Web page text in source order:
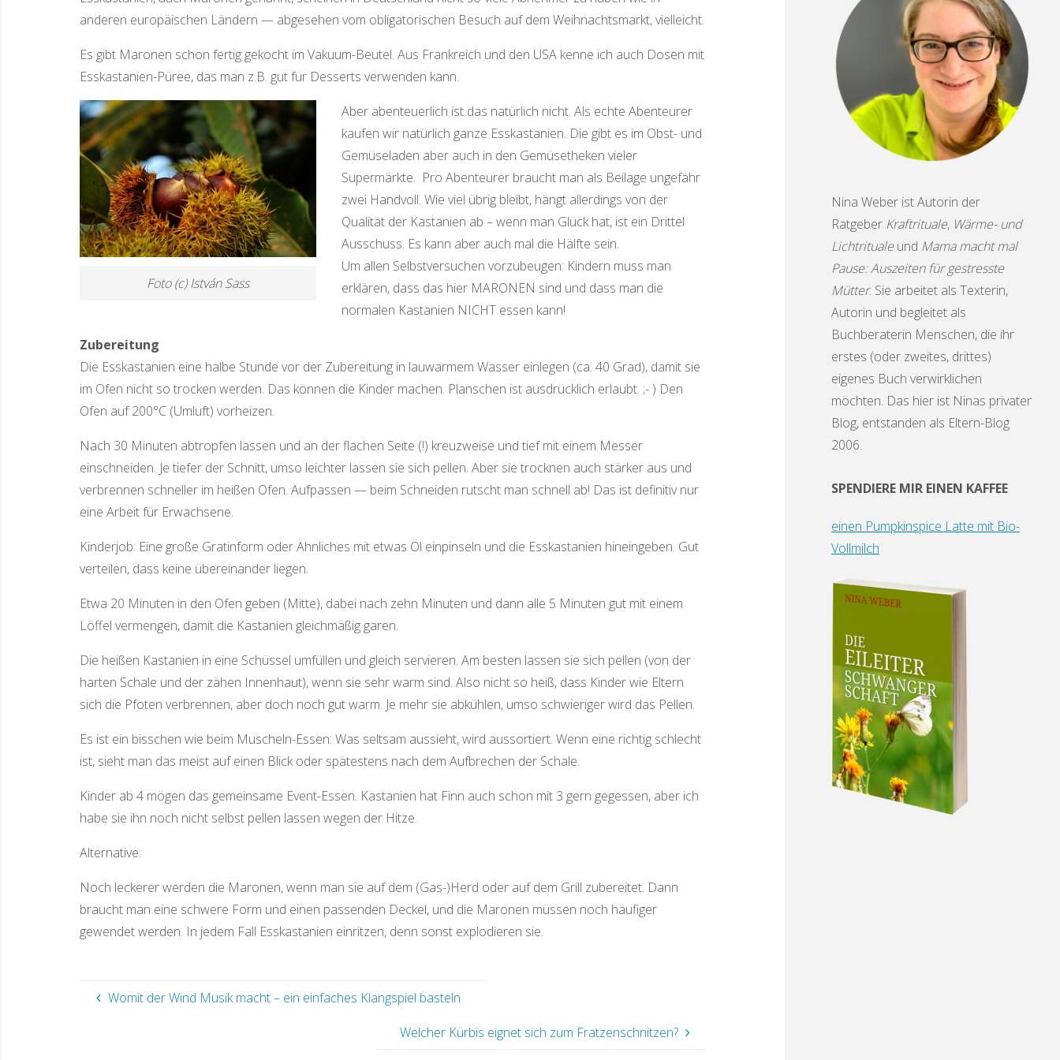
anderen europäischen Ländern — abgesehen vom obligatorischen Besuch auf dem Weihnachtsmarkt, vielleicht.
Es gibt Maronen schon fertig gekocht im Vakuum-Beutel. Aus Frankreich und den USA kenne ich auch Dosen mit
Esskastanien-Püree, das man z.B. gut für Desserts verwenden kann.
Foto (c) István Sass
Aber abenteuerlich ist das natürlich nicht. Als echte Abenteurer
kaufen wir natürlich ganze Esskastanien. Die gibt es im Obst- und
Gemüseladen aber auch in den Gemüsetheken vieler
Supermärkte. Pro Abenteurer braucht man als Beilage ungefähr
zwei Handvoll. Wie viel übrig bleibt, hängt allerdings von der
Qualität der Kastanien ab – wenn man Glück hat, ist ein Drittel
Ausschuss. Es kann aber auch mal die Hälfte sein.
Um allen Selbstversuchen vorzubeugen: Kindern muss man
erklären, dass das hier MARONEN sind und dass man die
normalen Kastanien NICHT essen kann!
Zubereitung
Die Esskastanien eine halbe Stunde vor der Zubereitung in lauwarmem Wasser einlegen (ca. 40 Grad), damit sie
im Ofen nicht so trocken werden. Das können die Kinder machen. Planschen ist ausdrücklich erlaubt. ;- ) Den
Ofen auf 200°C (Umluft) vorheizen.
Nach 30 Minuten abtropfen lassen und an der flachen Seite (!) kreuzweise und tief mit einem Messer
einschneiden. Je tiefer der Schnitt, umso leichter lassen sie sich pellen. Aber sie trocknen auch stärker aus und
verbrennen schneller im heißen Ofen. Aufpassen — beim Schneiden rutscht man schnell ab! Das ist definitiv nur
eine Arbeit für Erwachsene.
Kinderjob: Eine große Gratinform oder Ähnliches mit etwas Öl einpinseln und die Esskastanien hineingeben. Gut
verteilen, dass keine übereinander liegen.
Etwa 20 Minuten in den Ofen geben (Mitte), dabei nach zehn Minuten und dann alle 5 Minuten gut mit einem
Löffel vermengen, damit die Kastanien gleichmäßig garen.
Die heißen Kastanien in eine Schüssel umfüllen und gleich servieren. Am besten lassen sie sich pellen (von der
harten Schale und der zähen Innenhaut), wenn sie sehr warm sind. Also nicht so heiß, dass Kinder wie Eltern
sich die Pfoten verbrennen, aber doch noch gut warm. Je mehr sie abkühlen, umso schwieriger wird das Pellen.
Es ist ein bisschen wie beim Muscheln-Essen: Was seltsam aussieht, wird aussortiert. Wenn eine richtig schlecht
ist, sieht man das meist auf einen Blick oder spätestens nach dem Aufbrechen der Schale.
Kinder ab 4 mögen das gemeinsame Event-Essen. Kastanien hat Finn auch schon mit 3 gern gegessen, aber ich
habe sie ihn noch nicht selbst pellen lassen wegen der Hitze.
Alternative:
Noch leckerer werden die Maronen, wenn man sie auf dem (Gas-)Herd oder auf dem Grill zubereitet. Dann
braucht man eine schwere Form und einen passenden Deckel, und die Maronen müssen noch häufiger
gewendet werden. In jedem Fall Esskastanien einritzen, denn sonst explodieren sie.
Womit der Wind Musik macht – ein einfaches Klangspiel basteln
Welcher Kürbis eignet sich zum Fratzenschnitzen?
Nina Weber ist Autorin der
Ratgeber Kraftrituale, Wärme- und
Lichtritualeund Mama macht mal
Pause: Auszeiten für gestresste
Mütter. Sie arbeitet als Texterin,
Autorin und begleitet als
Buchberaterin Menschen, die ihr
erstes (oder zweites, drittes)
eigenes Buch verwirklichen
möchten. Das hier ist Ninas privater
Blog, entstanden als Eltern-Blog
2006.
SPENDIERE MIR EINEN KAFFEE
einen Pumpkinspice Latte mit Bio-
Vollmilch